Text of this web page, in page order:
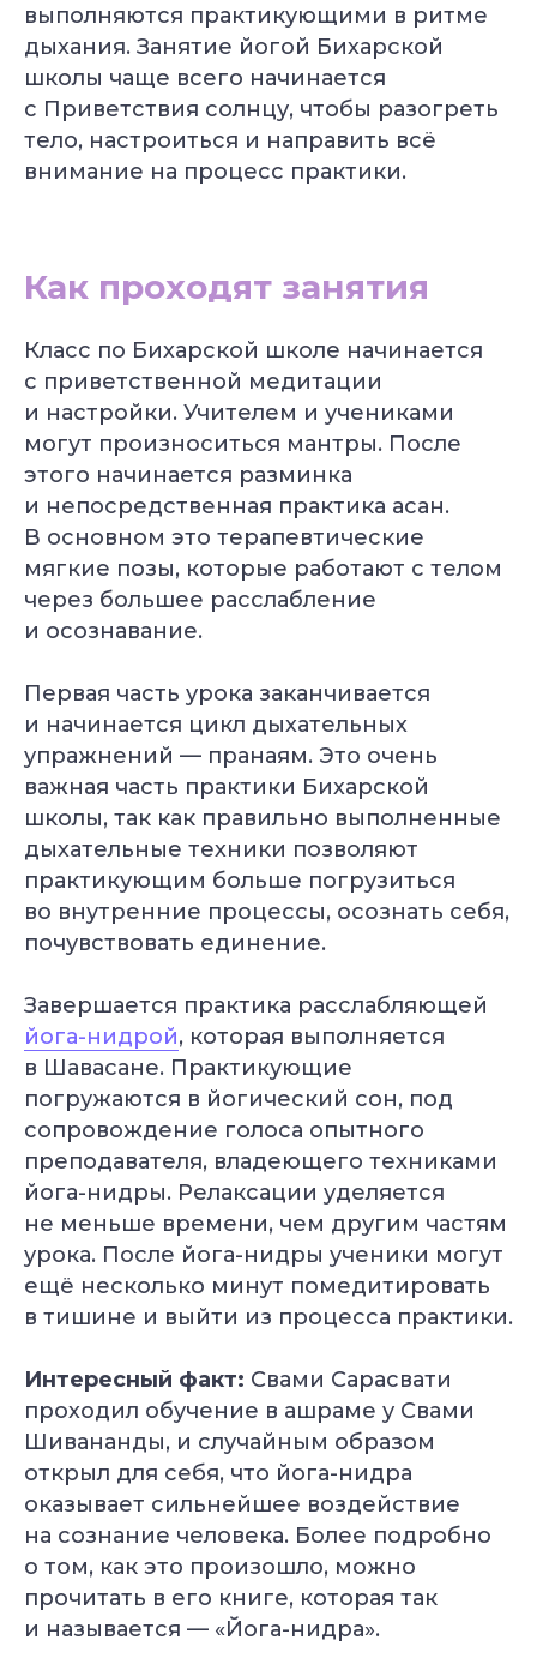
выполняются практикующими в ритме
дыхания. Занятие йогой Бихарской
школы чаще всего начинается
с Приветствия солнцу, чтобы разогреть
тело, настроиться и направить всё
внимание на процесс практики.
Как проходят занятия
Класс по Бихарской школе начинается
с приветственной медитации
и настройки. Учителем и учениками
могут произноситься мантры. После
этого начинается разминка
и непосредственная практика асан.
В основном это терапевтические
мягкие позы, которые работают с телом
через большее расслабление
и осознавание.
Первая часть урока заканчивается
и начинается цикл дыхательных
упражнений — пранаям. Это очень
важная часть практики Бихарской
школы, так как правильно выполненные
дыхательные техники позволяют
практикующим больше погрузиться
во внутренние процессы, осознать себя,
почувствовать единение.
Завершается практика расслабляющей
йога-нидрой, которая выполняется
в Шавасане. Практикующие
погружаются в йогический сон, под
сопровождение голоса опытного
преподавателя, владеющего техниками
йога-нидры. Релаксации уделяется
не меньше времени, чем другим частям
урока. После йога-нидры ученики могут
ещё несколько минут помедитировать
в тишине и выйти из процесса практики.
Интересный факт: Свами Сарасвати
проходил обучение в ашраме у Свами
Шивананды, и случайным образом
открыл для себя, что йога-нидра
оказывает сильнейшее воздействие
на сознание человека. Более подробно
о том, как это произошло, можно
прочитать в его книге, которая так
и называется — «Йога-нидра».